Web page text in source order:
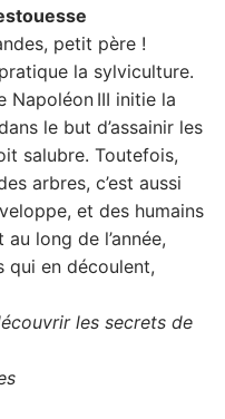
petit père !
la sylviculture.
Napoléon III initie la
le but d’assainir les
salubre. Toutefois,
arbres, c’est aussi
et des humains
long de l’année,
qui en découlent,
les secrets de